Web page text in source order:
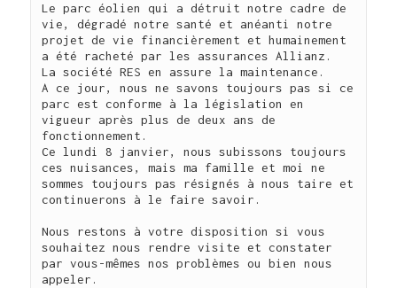
Le parc éolien qui a détruit notre cadre de
vie, dégradé notre santé et anéanti notre
projet de vie financièrement et humainement
a été racheté par les assurances Allianz.
La société RES en assure la maintenance.
A ce jour, nous ne savons toujours pas si ce
parc est conforme à la législation en
vigueur après plus de deux ans de
fonctionnement.
Ce lundi 8 janvier, nous subissons toujours
ces nuisances, mais ma famille et moi ne
sommes toujours pas résignés à nous taire et
continuerons à le faire savoir.
Nous restons à votre disposition si vous
souhaitez nous rendre visite et constater
par vous-mêmes nos problèmes ou bien nous
appeler.